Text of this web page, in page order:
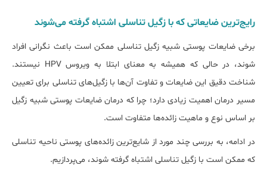
رایج‌ترین ضایعاتی که با زگیل تناسلی اشتباه گرفته می‌شوند
برخی ضایعات پوستی شبیه زگیل تناسلی ممکن است باعث نگرانی افراد
شوند، در حالی‌ که همیشه به معنای ابتلا به ویروس HPV نیستند.
شناخت دقیق این ضایعات و تفاوت آن‌ها با زگیل‌های تناسلی برای تعیین
مسیر درمان اهمیت زیادی دارد؛ چرا که درمان ضایعات پوستی شبیه زگیل
بر اساس نوع و ماهیت زائده‌ها متفاوت است.
در ادامه، به بررسی چند مورد از شایع‌ترین زائده‌های پوستی ناحیه تناسلی
که ممکن است با زگیل تناسلی اشتباه گرفته شوند، می‌پردازیم.